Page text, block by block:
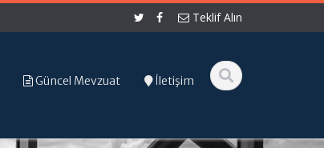
Teklif Alın
Güncel Mevzuat İletişim